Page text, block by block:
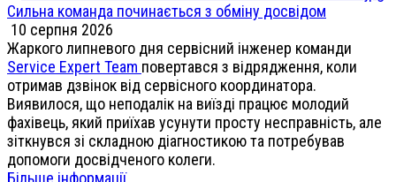
Сильна команда починається з обміну досвідом
10 серпня 2026
Жаркого липневого дня сервісний інженер команди
Service Expert Team повертався з відрядження, коли
отримав дзвінок від сервісного координатора.
Виявилося, що неподалік на виїзді працює молодий
фахівець, який приїхав усунути просту несправність, але
зіткнувся зі складною діагностикою та потребував
допомоги досвідченого колеги.
Більше інформації